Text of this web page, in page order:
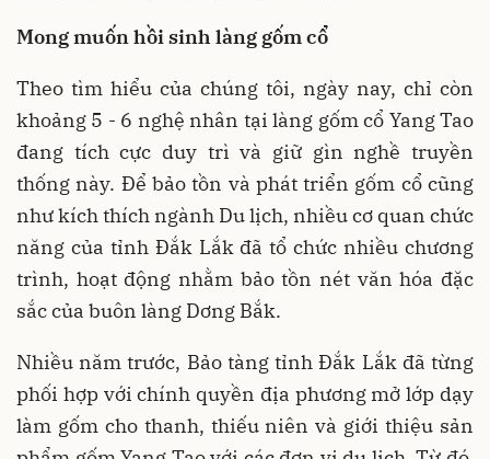
Mong muốn hồi sinh làng gốm cổ
Theo tìm hiểu của chúng tôi, ngày nay, chỉ còn
khoảng 5 - 6 nghệ nhân tại làng gốm cổ Yang Tao
đang tích cực duy trì và giữ gìn nghề truyền
thống này. Để bảo tồn và phát triển gốm cổ cũng
như kích thích ngành Du lịch, nhiều cơ quan chức
năng của tỉnh Đắk Lắk đã tổ chức nhiều chương
trình, hoạt động nhằm bảo tồn nét văn hóa đặc
sắc của buôn làng Dơng Bắk.
Nhiều năm trước, Bảo tàng tỉnh Đắk Lắk đã từng
phối hợp với chính quyền địa phương mở lớp dạy
làm gốm cho thanh, thiếu niên và giới thiệu sản